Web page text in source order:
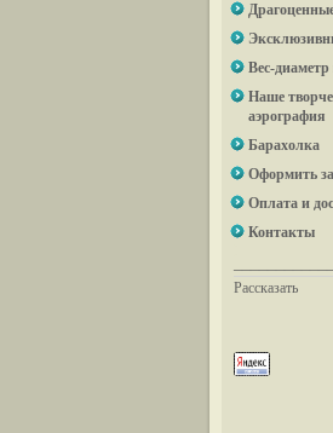
Вес-
Наше
аэрография
Барахолка
Оформить
Оплата и
Контакты
Рассказать